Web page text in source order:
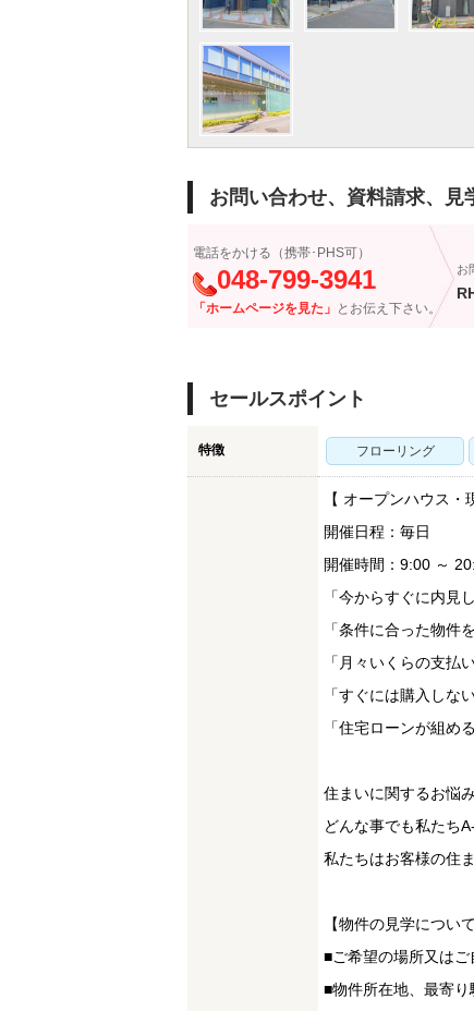
お問い合わせ、資料請求、見
電話をかける（携帯･PHS可）
048-799-3941
「ホームページを見た」 とお伝え下さい。
お
セールスポイント
特徴 フローリング
【 オープンハウス・
開催日程：毎日
開催時間：9:00 ～
「今からすぐに内見
「条件に合った物件
「月々いくらの支払
「すぐには購入しな
「住宅ローンが組め
住まいに関するお悩
どんな事でも私たち
私たちはお客様の住
【物件の見学について
■ご希望の場所又は
■物件所在地、最寄